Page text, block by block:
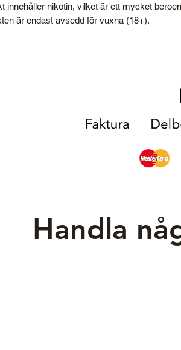
innehåller nikotin, vilket är ett mycket
är endast avsedd för vuxna (18+).
Handla